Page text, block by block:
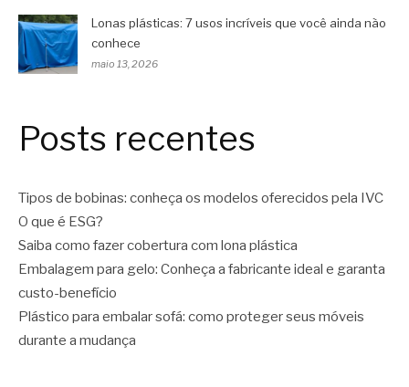
Lonas plásticas: 7 usos incríveis que você ainda não
conhece
maio 13, 2026
Posts recentes
Tipos de bobinas: conheça os modelos oferecidos pela IVC
O que é ESG?
Saiba como fazer cobertura com lona plástica
Embalagem para gelo: Conheça a fabricante ideal e garanta
custo-benefício
Plástico para embalar sofá: como proteger seus móveis
durante a mudança